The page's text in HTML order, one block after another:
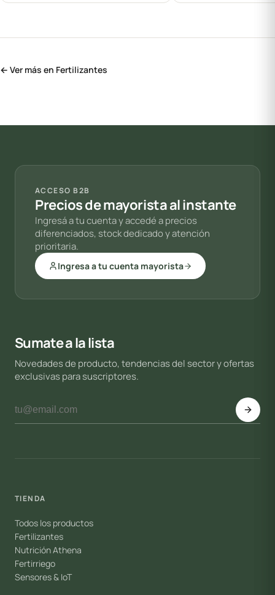
← Ver más en Fertilizantes
ACCESO B2B
Precios de mayorista al instante
Ingresá a tu cuenta y accedé a precios
diferenciados, stock dedicado y atención
prioritaria.
Ingresa a tu cuenta mayorista
Sumate a la lista
Novedades de producto, tendencias del sector y ofertas
exclusivas para suscriptores.
TIENDA
Todos los productos
Fertilizantes
Nutrición Athena
Fertirriego
Sensores & IoT